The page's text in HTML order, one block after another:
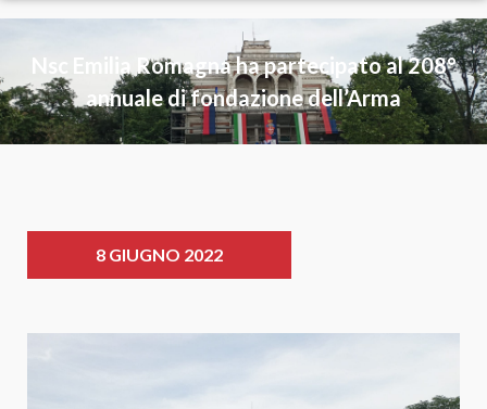
Nsc Emilia Romagna ha partecipato al 208°
annuale di fondazione dell’Arma
8 GIUGNO 2022